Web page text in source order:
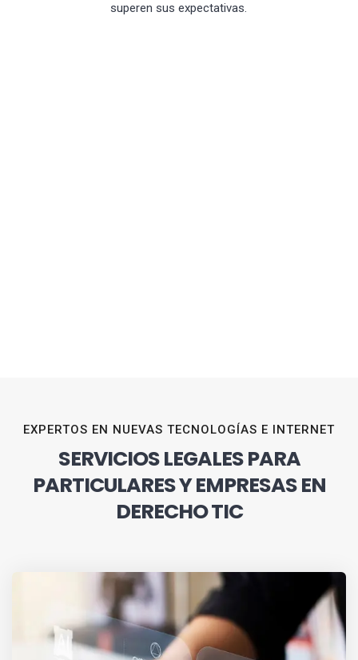
superen sus expectativas.
EXPERTOS EN NUEVAS TECNOLOGÍAS E INTERNET
SERVICIOS LEGALES PARA
PARTICULARES Y EMPRESAS EN
DERECHO TIC